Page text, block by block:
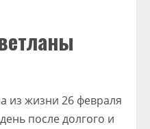
из жизни 26 февраля
после долгого и